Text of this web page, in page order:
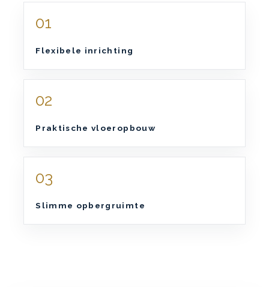
01
Flexibele inrichting
02
Praktische vloeropbouw
03
Slimme opbergruimte